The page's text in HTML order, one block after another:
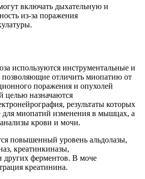
включать дыхательную и
из-за поражения
используются инструментальные и
позволяющие отличить миопатию от
поражения и опухолей
целью назначаются
результаты которых
миопатий изменения в мышцах, а
крови и мочи.
повышенный уровень альдолазы,
креатинкиназы,
других ферментов. В моче
креатинина.